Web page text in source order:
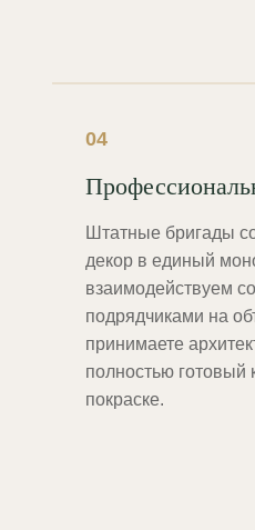
04
Штатные бригады
декор в единый
взаимодействуем
подрядчиками на
принимаете
полностью
покраске.